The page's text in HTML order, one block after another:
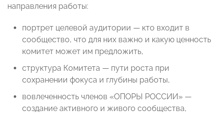
направления работы:
портрет целевой аудитории — кто входит в
сообщество, что для них важно и какую ценность
комитет может им предложить,
структура Комитета — пути роста при
сохранении фокуса и глубины работы,
вовлеченность членов «ОПОРЫ РОССИИ» —
создание активного и живого сообщества,